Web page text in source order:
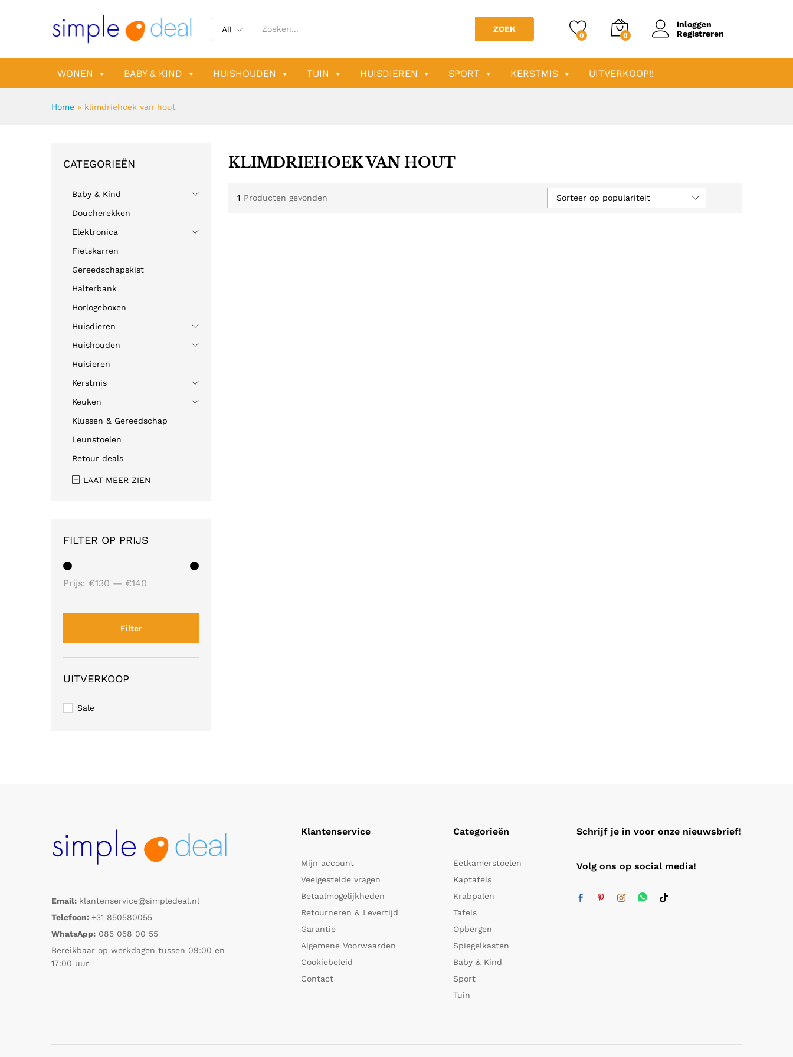
All ZOEK
0 0
Inloggen
Registreren
WONEN BABY & KIND HUISHOUDEN TUIN HUISDIEREN SPORT KERSTMIS UITVERKOOP!!
Home » klimdriehoek van hout
KLIMDRIEHOEK VAN HOUT
1 Producten gevonden Sorteer op populariteit
CATEGORIEËN
Baby & Kind
Doucherekken
Elektronica
Fietskarren
Gereedschapskist
Halterbank
Horlogeboxen
Huisdieren
Huishouden
Huisieren
Kerstmis
Keuken
Klussen & Gereedschap
Leunstoelen
Retour deals
LAAT MEER ZIEN
FILTER OP PRIJS
Filter
Prijs: €130 — €140
UITVERKOOP
Sale
Email: klantenservice@simpledeal.nl
Telefoon: +31 850580055
WhatsApp: 085 058 00 55
Bereikbaar op werkdagen tussen 09:00 en
17:00 uur
Klantenservice
Mijn account
Veelgestelde vragen
Betaalmogelijkheden
Retourneren & Levertijd
Garantie
Algemene Voorwaarden
Cookiebeleid
Contact
Categorieën
Eetkamerstoelen
Kaptafels
Krabpalen
Tafels
Opbergen
Spiegelkasten
Baby & Kind
Sport
Tuin
Schrijf je in voor onze nieuwsbrief!
Volg ons op social media!